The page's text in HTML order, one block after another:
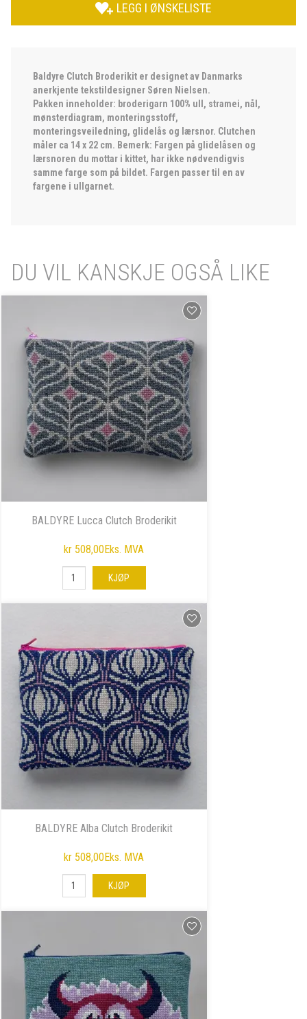
LEGG I ØNSKELISTE
Baldyre Clutch Broderikit er designet av Danmarks
anerkjente tekstildesigner Søren Nielsen.
Pakken inneholder: broderigarn 100% ull, stramei, nål,
mønsterdiagram, monteringsstoff,
monteringsveiledning, glidelås og lærsnor. Clutchen
måler ca 14 x 22 cm. Bemerk: Fargen på glidelåsen og
lærsnoren du mottar i kittet, har ikke nødvendigvis
samme farge som på bildet. Fargen passer til en av
fargene i ullgarnet.
DU VIL KANSKJE OGSÅ LIKE
BALDYRE Lucca Clutch Broderikit
kr 508,00Eks. MVA
KJØP
BALDYRE Alba Clutch Broderikit
kr 508,00Eks. MVA
KJØP